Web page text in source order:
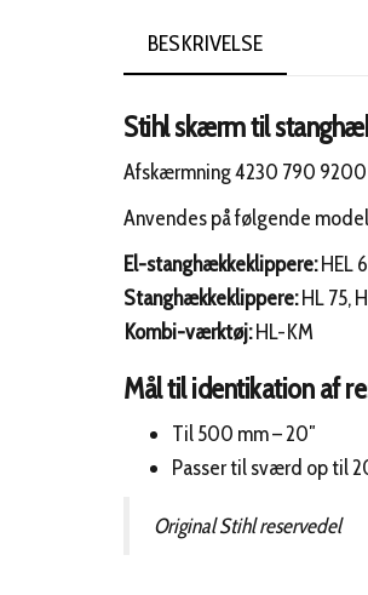
BESKRIVELSE
Stihl skærm til
Afskærmning 4230 790
Anvendes på følgende
El-stanghækkeklippere:HEL
Stanghækkeklippere:HL 75,
Kombi-værktøj:HL-KM
Mål til identikation af
Til 500 mm – 20″
Passer til sværd op til
Original Stihl reservedel